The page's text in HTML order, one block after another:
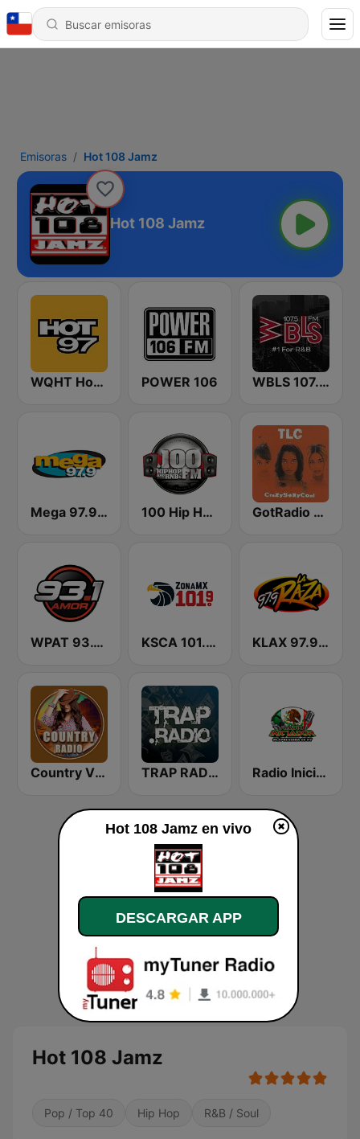
Emisoras Hot 108 Jamz
Hot 108 Jamz
WQHT Hot 97 FM POWER 106 WBLS 107.5 FM (US Only)
Mega 97.9 FM 100 Hip Hop and RNB FM GotRadio - Throwback Jamz
WPAT 93.1 Amor FM KSCA 101.9 Los Angeles FM (US Only) KLAX 97.9 La Raza FM
Country Vibes TRAP RADIO TRAP.radio Radio Iniciador
Hot 108 Jamz
Pop / Top 40 Hip Hop R&B / Soul
Hot 108 Jamz en vivo
DESCARGAR APP